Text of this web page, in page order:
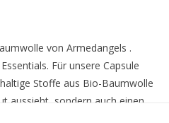
von Armedangels .
Für unsere Capsule
Stoffe aus Bio-Baumwolle
aussieht, sondern auch einen